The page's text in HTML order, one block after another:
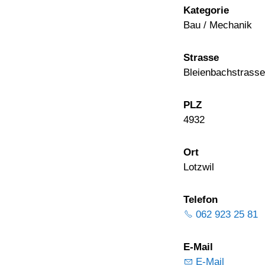
Kategorie
Bau / Mechanik
Strasse
PLZ
4932
Ort
Lotzwil
Telefon
062 923 25 81
E-Mail
E-Mail